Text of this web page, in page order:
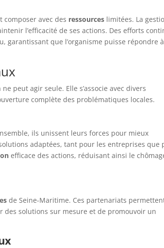
composer avec des ressources limitées. La
l’efficacité de ses actions. Des efforts
garantissant que l’organisme puisse répondre à
peut agir seule. Elle s’associe avec divers
complète des problématiques locales.
ils unissent leurs forces pour mieux
adaptées, tant pour les entreprises que
efficace des actions, réduisant ainsi le
de Seine-Maritime. Ces partenariats
des solutions sur mesure et de promouvoir un